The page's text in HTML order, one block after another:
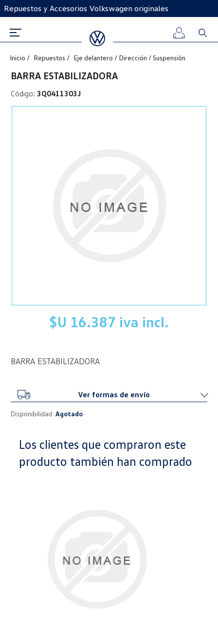
Repuestos y Accesorios Volkswagen originales
Inicio Repuestos Eje delantero / Dirección / Suspensión
BARRA ESTABILIZADORA
Código: 3Q0411303J
$U 16.387 iva incl.
BARRA ESTABILIZADORA
Ver formas de envío
Disponibilidad: Agotado
Los clientes que compraron este
producto también han comprado